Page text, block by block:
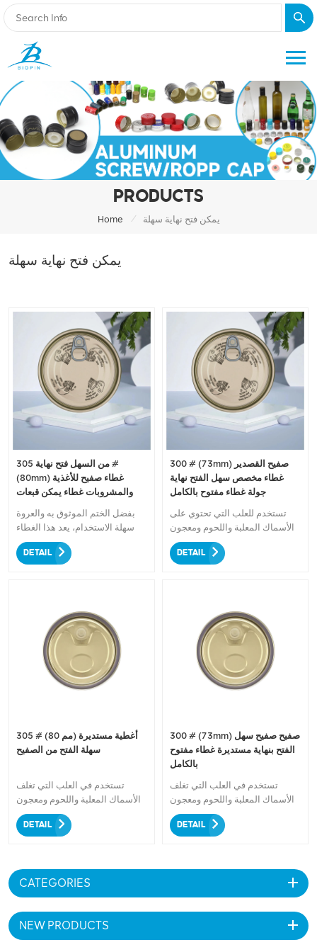
PRODUCTS
Home / يمكن فتح نهاية سهلة
يمكن فتح نهاية سهلة
من السهل فتح نهاية 305 #
(80mm) غطاء صفيح للأغذية
والمشروبات غطاء يمكن قبعات
بفضل الختم الموثوق به والعروة
سهلة الاستخدام، يعد هذا الغطاء
مثاليًا لتعبئة مجموعة من المواد
الغذائية والمشروبات مثل
للتغليف أثناء التنقل، ويضمن
تصميمها المتين بقاء منتجاتك
طازجة ومحمية لفترة أطول. لا
تقبلي بأقل من ذلك - اختر مقاس
80 مم غطاء صفيح سهل الفتح
لجميع احتياجات التعبئة والتغليف
DETAIL
300 # (73mm) صفيح القصدير
غطاء مخصص سهل الفتح نهاية
جولة غطاء مفتوح بالكامل
تستخدم للعلب التي تحتوي على
الأسماك المعلبة واللحوم ومعجون
الطماطم المعلبة والأطعمة الجافة
المعلبة والمعلبة البذور، التوابل
DETAIL
305 # (80 مم) أغطية مستديرة
سهلة الفتح من الصفيح
تستخدم في العلب التي تغلف
الأسماك المعلبة واللحوم ومعجون
الطماطم المعلب والأطعمة الجافة
المعلبة والمعلبة البذور ، والتوابل
والمنتجات الزراعية ، وزيت
التشحيم ، زيت الطعام والخضروات
والفاصوليا والفاكهة ، إلخ.
DETAIL
300 # (73mm) صفيح صفيح سهل
الفتح بنهاية مستديرة غطاء مفتوح
بالكامل
تستخدم في العلب التي تغلف
الأسماك المعلبة واللحوم ومعجون
الطماطم المعلب والأطعمة الجافة
المعلبة والمعلبة البذور ، والتوابل
والمنتجات الزراعية ، وزيت
التشحيم ، زيت الطعام والخضروات
والفاصوليا والفاكهة ، إلخ.
DETAIL
CATEGORIES
NEW PRODUCTS